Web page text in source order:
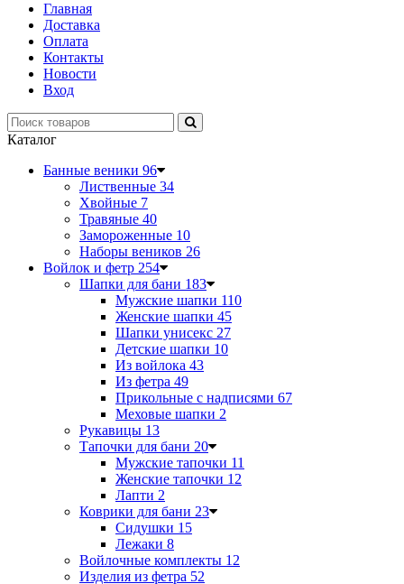
Главная
Доставка
Оплата
Контакты
Новости
Вход
Каталог
Банные веники 96
Лиственные 34
Хвойные 7
Травяные 40
Замороженные 10
Наборы веников 26
Войлок и фетр 254
Шапки для бани 183
Мужские шапки 110
Женские шапки 45
Шапки унисекс 27
Детские шапки 10
Из войлока 43
Из фетра 49
Прикольные с надписями 67
Меховые шапки 2
Рукавицы 13
Тапочки для бани 20
Мужские тапочки 11
Женские тапочки 12
Лапти 2
Коврики для бани 23
Сидушки 15
Лежаки 8
Войлочные комплекты 12
Изделия из фетра 52